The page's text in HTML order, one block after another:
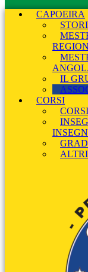
CAPOEIRA
IL
CORSI